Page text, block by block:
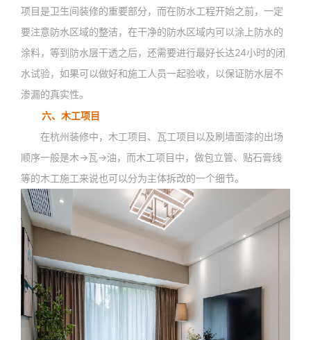
项目是卫生间装修的重要部分，而在防水工程开始之前，一定
要注意防水区域的整洁，在干净的防水区域内可以涂上防水的
涂料，等到防水层干透之后，还需要进行最好长达24小时的闭
水试验，如果可以做好和施工人员一起验收，以保证防水层不
渗漏的真实性。
六、木工项目
在杭州装修中，木工项目、瓦工项目以及刷墙面漆的出场
顺序一般是木→瓦→油，而木工项目中，做包立管、贴石膏线
等的木工施工来说也可以分为主体拆改的一个细节。